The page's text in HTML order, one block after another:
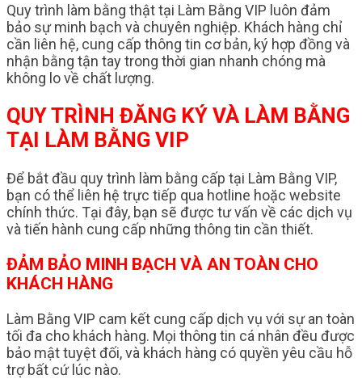
Quy trình làm bằng thật tại Làm Bằng VIP luôn đảm
bảo sự minh bạch và chuyên nghiệp. Khách hàng chỉ
cần liên hệ, cung cấp thông tin cơ bản, ký hợp đồng và
nhận bằng tận tay trong thời gian nhanh chóng mà
không lo về chất lượng.
QUY TRÌNH ĐĂNG KÝ VÀ LÀM BẰNG
TẠI LÀM BẰNG VIP
Để bắt đầu quy trình làm bằng cấp tại Làm Bằng VIP,
bạn có thể liên hệ trực tiếp qua hotline hoặc website
chính thức. Tại đây, bạn sẽ được tư vấn về các dịch vụ
và tiến hành cung cấp những thông tin cần thiết.
ĐẢM BẢO MINH BẠCH VÀ AN TOÀN CHO
KHÁCH HÀNG
Làm Bằng VIP cam kết cung cấp dịch vụ với sự an toàn
tối đa cho khách hàng. Mọi thông tin cá nhân đều được
bảo mật tuyệt đối, và khách hàng có quyền yêu cầu hỗ
trợ bất cứ lúc nào.